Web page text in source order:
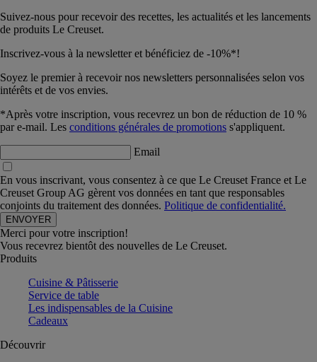
Suivez-nous pour recevoir des recettes, les actualités et les lancements
de produits Le Creuset.
Inscrivez-vous à la newsletter et bénéficiez de -10%*!
Soyez le premier à recevoir nos newsletters personnalisées selon vos
intérêts et de vos envies.
*Après votre inscription, vous recevrez un bon de réduction de 10 %
par e-mail. Les conditions générales de promotions s'appliquent.
Email
En vous inscrivant, vous consentez à ce que Le Creuset France et Le
Creuset Group AG gèrent vos données en tant que responsables
conjoints du traitement des données. Politique de confidentialité.
Merci pour votre inscription!
Vous recevrez bientôt des nouvelles de Le Creuset.
Produits
Cuisine & Pâtisserie
Service de table
Les indispensables de la Cuisine
Cadeaux
Découvrir